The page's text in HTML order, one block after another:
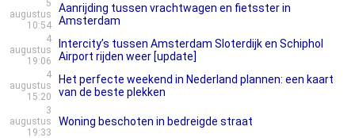
5
augustus
10:54
Aanrijding tussen vrachtwagen en fietsster in
Amsterdam
4
augustus
19:06
Intercity’s tussen Amsterdam Sloterdijk en Schiphol
Airport rijden weer [update]
4
augustus
15:20
Het perfecte weekend in Nederland plannen: een kaart
van de beste plekken
3
augustus
19:33
Woning beschoten in bedreigde straat